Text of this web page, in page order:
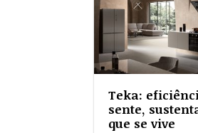
Teka:
sente,
que se vive